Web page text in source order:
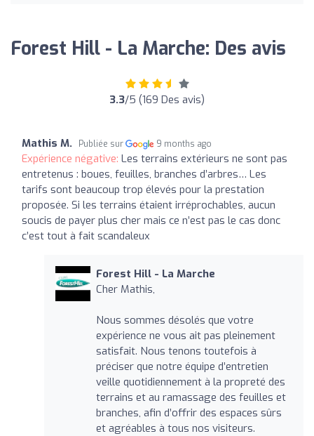
Forest Hill - La Marche: Des avis
3.3/5 (169 Des avis)
Mathis M. Publiée sur 9 months ago
Expérience négative: Les terrains extérieurs ne sont pas
entretenus : boues, feuilles, branches d’arbres… Les
tarifs sont beaucoup trop élevés pour la prestation
proposée. Si les terrains étaient irréprochables, aucun
soucis de payer plus cher mais ce n’est pas le cas donc
c’est tout à fait scandaleux
Forest Hill - La Marche
Cher Mathis,
Nous sommes désolés que votre
expérience ne vous ait pas pleinement
satisfait. Nous tenons toutefois à
préciser que notre équipe d’entretien
veille quotidiennement à la propreté des
terrains et au ramassage des feuilles et
branches, afin d’offrir des espaces sûrs
et agréables à tous nos visiteurs.